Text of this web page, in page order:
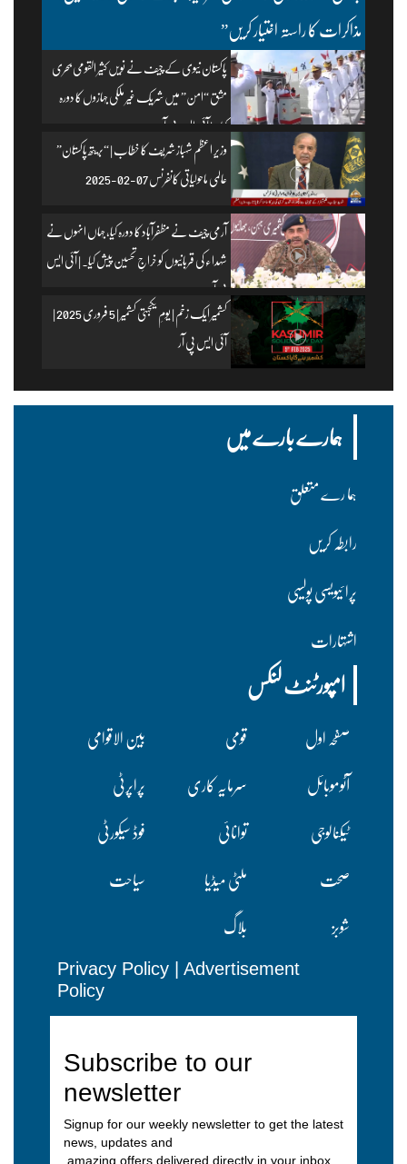
مذاکرات کا راستہ اختیار کریں”
پاکستان نیوی کے چیف نے نویں کثیر القومی بحری
مشق “امن” میں شریک غیر ملکی جہازوں کا دورہ
کیا۔ | آئی ایس پی آر
وزیرِ اعظم شہباز شریف کا خطاب | “بریتھ پاکستان”
عالمی ماحولیاتی کانفرنس 07-02-2025
آرمی چیف نے مظفرآباد کا دورہ کیا، جہاں انہوں نے
شہداء کی قربانیوں کو خراجِ تحسین پیش کیا۔ | آئی ایس
پی آر
کشمیر ایک زخم | یومِ یکجہتی کشمیر | 5 فروری 2025 |
آئی ایس پی آر
ہمارے بارے میں
ہما رے متعلق
رابطہ کریں
پرا ئیویسی پولسیی
اشتہارات
امپورٹنٹ لنکس
صفحہ اول قومی
بین الاقوامی
آٹوموبائل
سرمایہ کاری
پراپرٹی
ٹیکنالوجی
توانائی
فوڈ سیکورٹی
صحت
ملٹی میڈیا
سیاحت
شوبز
بلاگ
Privacy Policy
Advertisement
Policy
Subscribe to our
newsletter
Signup for our weekly newsletter to get the latest
news, updates and
amazing offers delivered directly in your inbox.